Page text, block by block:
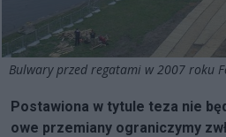
Bulwary przed regatami w 2007 roku
Postawiona w tytule teza nie
owe przemiany ograniczymy